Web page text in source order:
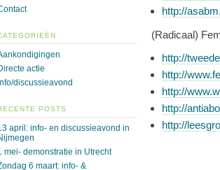
http://
(Radicaal)
http://
http://
http://
http://
http://
actie
Info/discussieavond
POSTS
april: info- en discussieavond in
mei- demonstratie in Utrecht
6 maart: info- &